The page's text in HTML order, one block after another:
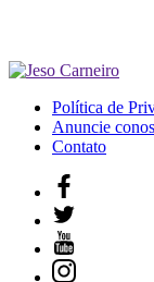
Política de
Anuncie
Contato